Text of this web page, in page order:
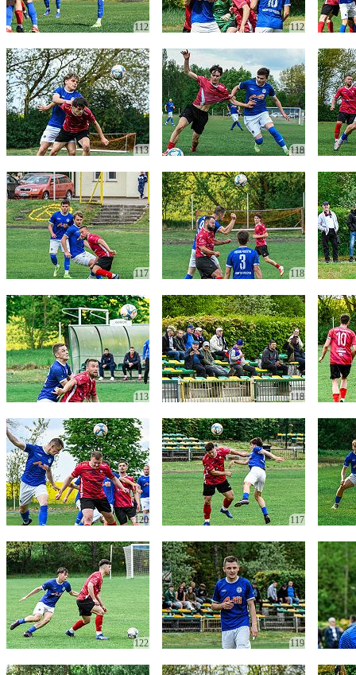
112 112
113 118
117 118
113 118
120 117
122 119